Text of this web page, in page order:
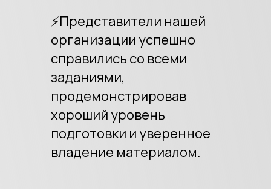
⚡️Представители нашей
организации успешно
справились со всеми
заданиями,
продемонстрировав
хороший уровень
подготовки и уверенное
владение материалом.